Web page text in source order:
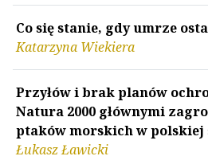
Co się stanie, gdy umrze
Katarzyna Wiekiera
Przyłów i brak planów
Natura 2000 głównymi
ptaków morskich w polskiej
Łukasz Ławicki